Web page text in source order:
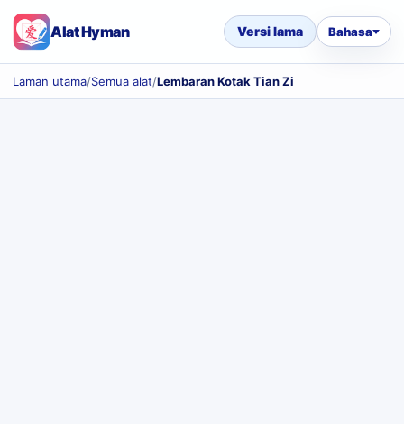
Alat Hyman Versi lama Bahasa
Laman utama/Semua alat/Lembaran Kotak Tian Zi